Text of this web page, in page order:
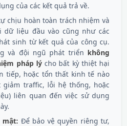
của các kết quả trả về.
chịu hoàn toàn trách nhiệm và
dữ liệu đầu vào cũng như các
sinh từ kết quả của công cụ.
và đội ngũ phát triển không
pháp lýcho bất kỳ thiệt hại
tiếp, hoặc tổn thất kinh tế nào
giảm traffic, lỗi hệ thống, hoặc
liên quan đến việc sử dụng
mật: Để bảo vệ quyền riêng tư,